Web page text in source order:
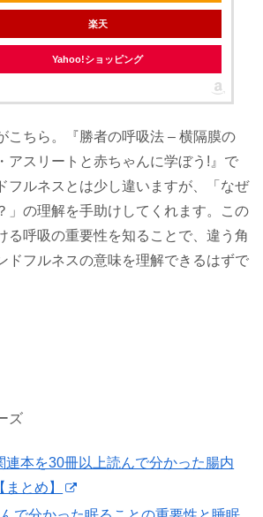
楽天
Yahoo!ショッピング
こちら。『勝者の呼吸法 – 横隔膜の
アスリートと赤ちゃんに学ぼう!』で
フルネスとは少し違いますが、「なぜ
」の理解を手助けしてくれます。この
る呼吸の重要性を知ることで、違う角
ドフルネスの意味を理解できるはずで
ズ
連本を30冊以上読んで分かった腸内
とめ】